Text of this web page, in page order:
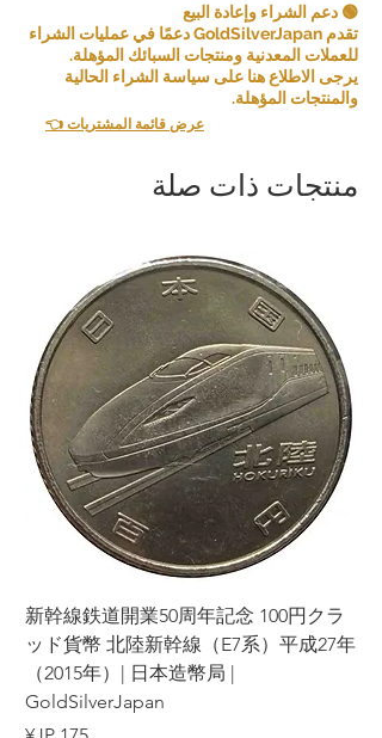
🟢 دعم الشراء وإعادة البيع
تقدم GoldSilverJapan دعمًا في عمليات الشراء
للعملات المعدنية ومنتجات السبائك المؤهلة.
يرجى الاطلاع هنا على سياسة الشراء الحالية
والمنتجات المؤهلة.
👈 عرض قائمة المشتريات
منتجات ذات صلة
新幹線鉄道開業50周年記念 100円クラ
ッド貨幣 北陸新幹線（E7系）平成27年
（2015年）| 日本造幣局 |
GoldSilverJapan
السعر